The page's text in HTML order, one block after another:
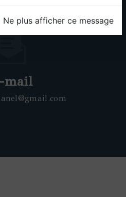
Ne plus afficher ce message
mail